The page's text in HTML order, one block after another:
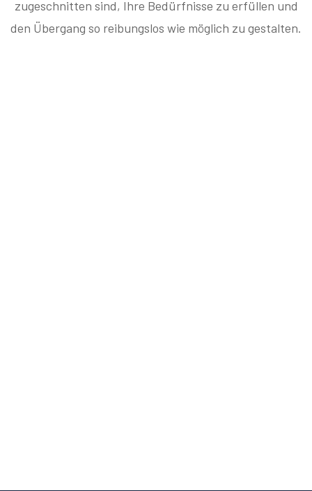
zugeschnitten sind, Ihre Bedürfnisse zu erfüllen und
den Übergang so reibungslos wie möglich zu gestalten.